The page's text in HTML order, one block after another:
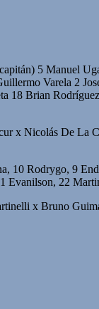
5 Manuel
Varela 2
18 Brian
x Nicolás De La
10 Rodrygo, 9
Evanilson, 22
x Bruno